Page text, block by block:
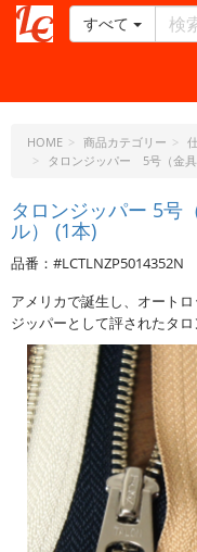
ー
ラ
フ
ド
ッ
ト・
ェ
ー
ピ
ー
すべて
HOME 商品カテゴリー
タロンジッパー 5号（金具
タロンジッパー 5号
ル） (1本)
品番：#LCTLNZP5014352N
アメリカで誕生し、オート
ジッパーとして評されたタロ